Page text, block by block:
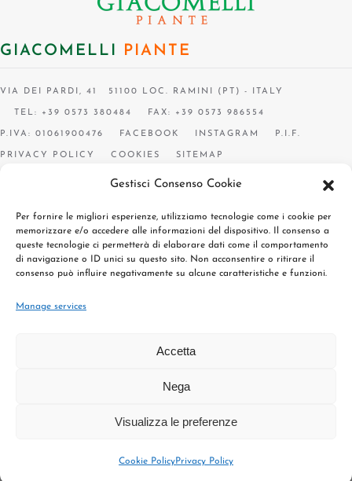
Gestisci Consenso Cookie
Per fornire le migliori esperienze, utilizziamo tecnologie come i cookie per
memorizzare e/o accedere alle informazioni del dispositivo. Il consenso a
queste tecnologie ci permetterà di elaborare dati come il comportamento
di navigazione o ID unici su questo sito. Non acconsentire o ritirare il
consenso può influire negativamente su alcune caratteristiche e funzioni.
Manage services
Accetta
Nega
Visualizza le preferenze
Cookie PolicyPrivacy Policy
GIACOMELLI PIANTE
VIA DEI PARDI, 41 51100 LOC. RAMINI (PT) - ITALY
TEL: +39 0573 380484 FAX: +39 0573 986554
P.IVA: 01061900476 FACEBOOK INSTAGRAM P.I.F.
PRIVACY POLICY COOKIES SITEMAP